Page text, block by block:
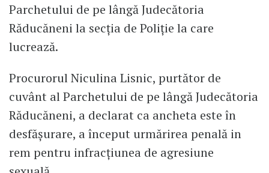
Parchetului de pe lângă Judecătoria
Răducăneni la secţia de Poliţie la care
lucrează.
Procurorul Niculina Lisnic, purtător de
cuvânt al Parchetului de pe lângă Judecătoria
Răducăneni, a declarat ca ancheta este în
desfăşurare, a început urmărirea penală in
rem pentru infracţiunea de agresiune